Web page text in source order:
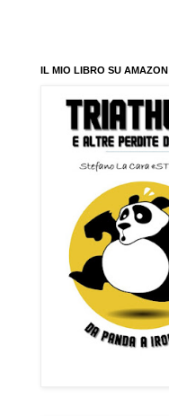
IL MIO LIBRO SU AMAZON